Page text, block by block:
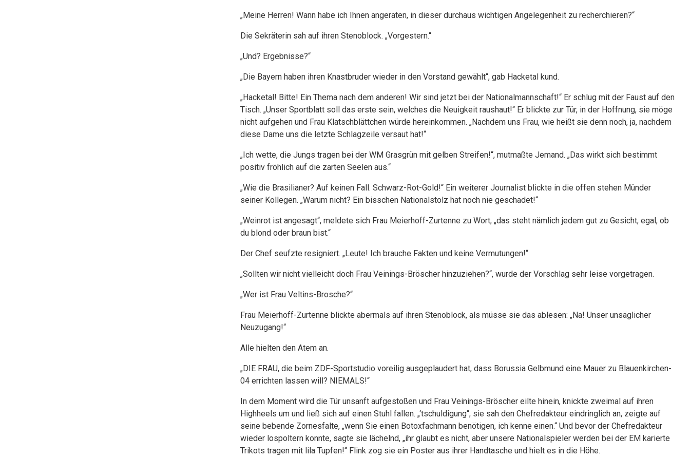
„Meine Herren! Wann habe ich Ihnen angeraten, in dieser durchaus wichtigen Angelegenheit zu recherchieren?“
Die Sekräterin sah auf ihren Stenoblock. „Vorgestern.“
„Und? Ergebnisse?“
„Die Bayern haben ihren Knastbruder wieder in den Vorstand gewählt“, gab Hacketal kund.
„Hacketal! Bitte! Ein Thema nach dem anderen! Wir sind jetzt bei der Nationalmannschaft!“ Er schlug mit der Faust auf den
Tisch. „Unser Sportblatt soll das erste sein, welches die Neuigkeit raushaut!“ Er blickte zur Tür, in der Hoffnung, sie möge
nicht aufgehen und Frau Klatschblättchen würde hereinkommen. „Nachdem uns Frau, wie heißt sie denn noch, ja, nachdem
diese Dame uns die letzte Schlagzeile versaut hat!“
„Ich wette, die Jungs tragen bei der WM Grasgrün mit gelben Streifen!“, mutmaßte Jemand. „Das wirkt sich bestimmt
positiv fröhlich auf die zarten Seelen aus.“
„Wie die Brasilianer? Auf keinen Fall. Schwarz-Rot-Gold!“ Ein weiterer Journalist blickte in die offen stehen Münder
seiner Kollegen. „Warum nicht? Ein bisschen Nationalstolz hat noch nie geschadet!“
„Weinrot ist angesagt“, meldete sich Frau Meierhoff-Zurtenne zu Wort, „das steht nämlich jedem gut zu Gesicht, egal, ob
du blond oder braun bist.“
Der Chef seufzte resigniert. „Leute! Ich brauche Fakten und keine Vermutungen!“
„Sollten wir nicht vielleicht doch Frau Veinings-Bröscher hinzuziehen?“, wurde der Vorschlag sehr leise vorgetragen.
„Wer ist Frau Veltins-Brosche?“
Frau Meierhoff-Zurtenne blickte abermals auf ihren Stenoblock, als müsse sie das ablesen: „Na! Unser unsäglicher
Neuzugang!“
Alle hielten den Atem an.
„DIE FRAU, die beim ZDF-Sportstudio voreilig ausgeplaudert hat, dass Borussia Gelbmund eine Mauer zu Blauenkirchen-
04 errichten lassen will? NIEMALS!“
In dem Moment wird die Tür unsanft aufgestoßen und Frau Veinings-Bröscher eilte hinein, knickte zweimal auf ihren
Highheels um und ließ sich auf einen Stuhl fallen. „‘tschuldigung“, sie sah den Chefredakteur eindringlich an, zeigte auf
seine bebende Zornesfalte, „wenn Sie einen Botoxfachmann benötigen, ich kenne einen.“ Und bevor der Chefredakteur
wieder lospoltern konnte, sagte sie lächelnd, „ihr glaubt es nicht, aber unsere Nationalspieler werden bei der EM karierte
Trikots tragen mit lila Tupfen!“ Flink zog sie ein Poster aus ihrer Handtasche und hielt es in die Höhe.